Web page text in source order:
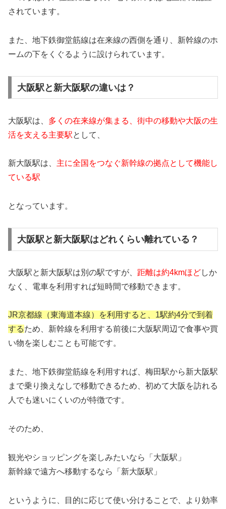
されています。
また、地下鉄御堂筋線は在来線の西側を通り、新幹線のホ
ームの下をくぐるように設けられています。
大阪駅と新大阪駅の違いは？
大阪駅は、 多くの在来線が集まる、街中の移動や大阪の生
活を支える主要駅として、
新大阪駅は、 主に全国をつなぐ新幹線の拠点として機能し
ている駅
となっています。
大阪駅と新大阪駅はどれくらい離れている？
大阪駅と新大阪駅は別の駅ですが、 距離は約4kmほどしか
なく、電車を利用すれば短時間で移動できます。
JR京都線（東海道本線）を利用すると、1駅約4分で到着
するため、新幹線を利用する前後に大阪駅周辺で食事や買
い物を楽しむことも可能です。
また、地下鉄御堂筋線を利用すれば、梅田駅から新大阪駅
まで乗り換えなしで移動できるため、初めて大阪を訪れる
人でも迷いにくいのが特徴です。
そのため、
観光やショッピングを楽しみたいなら「大阪駅」
新幹線で遠方へ移動するなら「新大阪駅」
というように、目的に応じて使い分けることで、より効率